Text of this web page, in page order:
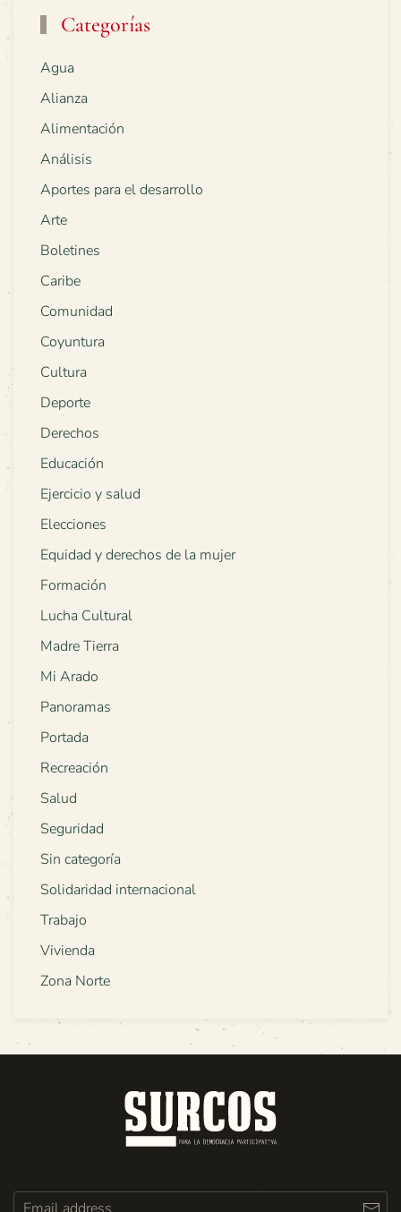
Categorías
Agua
Alianza
Alimentación
Análisis
Aportes para el desarrollo
Arte
Boletines
Caribe
Comunidad
Coyuntura
Cultura
Deporte
Derechos
Educación
Ejercicio y salud
Elecciones
Equidad y derechos de la mujer
Formación
Lucha Cultural
Madre Tierra
Mi Arado
Panoramas
Portada
Recreación
Salud
Seguridad
Sin categoría
Solidaridad internacional
Trabajo
Vivienda
Zona Norte